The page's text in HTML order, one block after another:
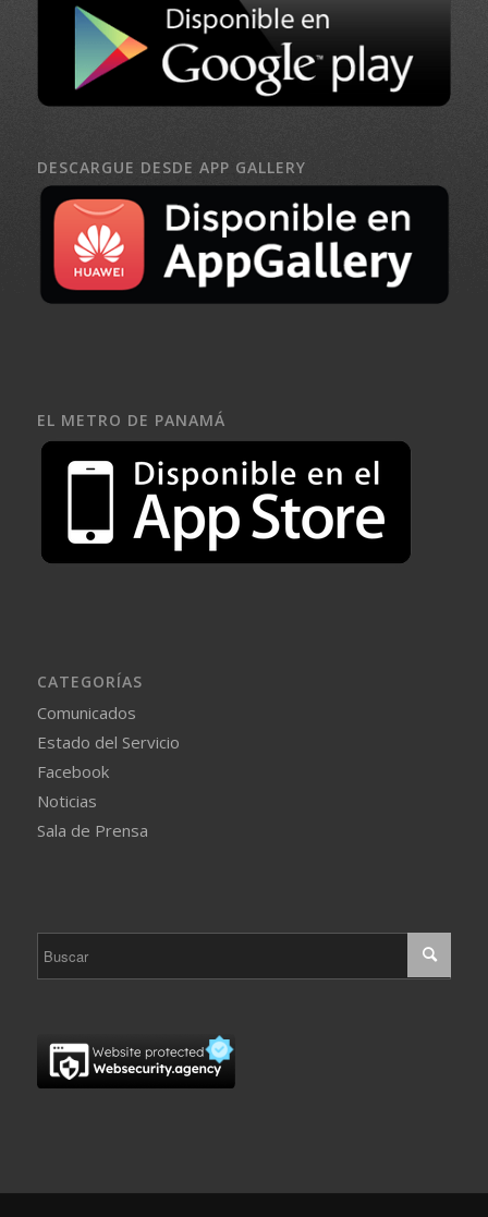
DESCARGUE DESDE APP GALLERY
EL METRO DE PANAMÁ
CATEGORÍAS
Comunicados
Estado del Servicio
Facebook
Noticias
Sala de Prensa